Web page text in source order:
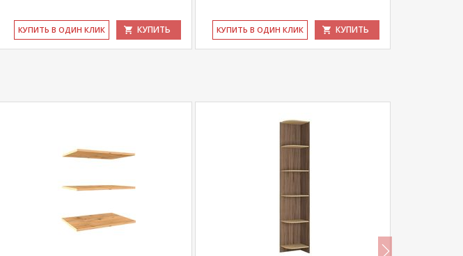
КУ­ПИТЬ В ОДИН КЛИК КУПИТЬ КУ­ПИТЬ В ОДИН КЛИК КУПИТЬ